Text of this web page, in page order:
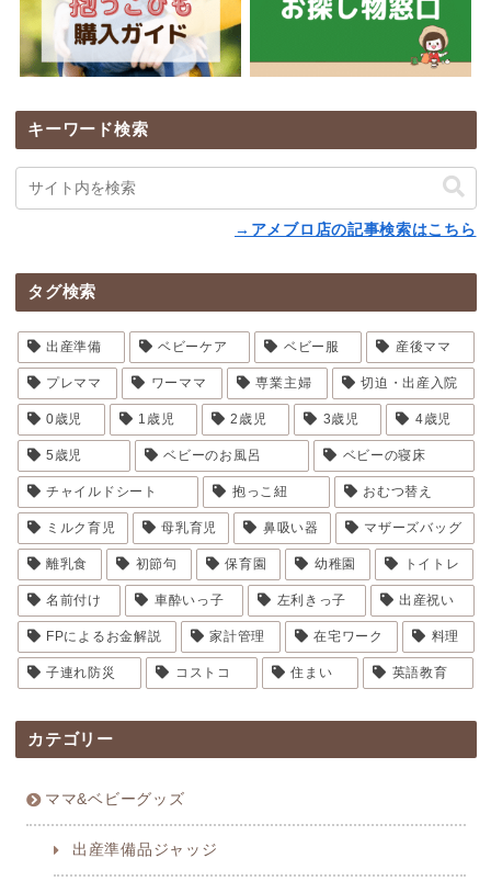
キーワード検索
→アメブロ店の記事検索はこちら
タグ検索
出産準備 ベビーケア ベビー服 産後ママ
プレママ ワーママ 専業主婦 切迫・出産入院
0歳児 1歳児 2歳児 3歳児 4歳児
5歳児 ベビーのお風呂 ベビーの寝床
チャイルドシート 抱っこ紐 おむつ替え
ミルク育児 母乳育児 鼻吸い器 マザーズバッグ
離乳食 初節句 保育園 幼稚園 トイトレ
名前付け 車酔いっ子 左利きっ子 出産祝い
FPによるお金解説 家計管理 在宅ワーク 料理
子連れ防災 コストコ 住まい 英語教育
カテゴリー
ママ&ベビーグッズ
出産準備品ジャッジ